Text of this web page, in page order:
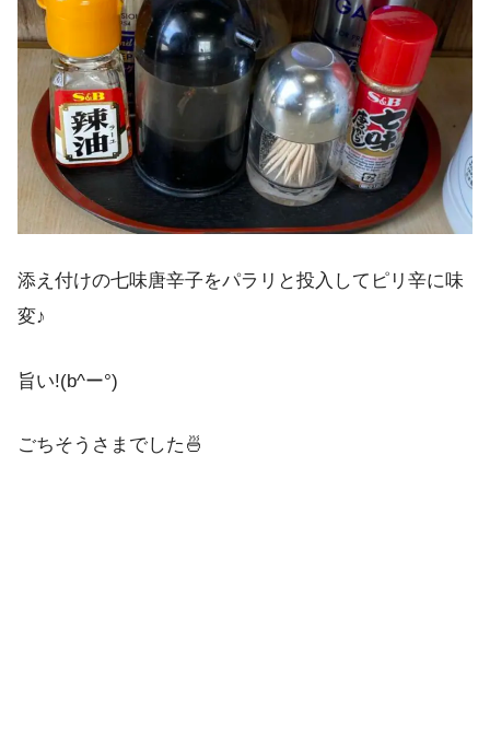
添え付けの七味唐辛子をパラリと投入してピリ辛に味
変♪
旨い!(b^ー°)
ごちそうさまでした🍜